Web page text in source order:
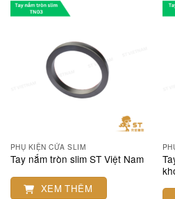
PHỤ KIỆN CỬA SLIM
Tay nắm tròn slim ST Việt Nam
XEM THÊM